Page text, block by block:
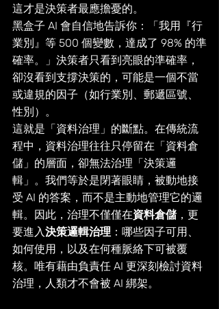
這才是決策者最應擔憂的。
黑盒子 AI 會自信地告訴你：「我用『行
業別』等 500 個變數，達成了 98% 的準
確率。」決策者只看到亮眼的準確率，
卻沒看到支撐決策的，可能是一個不當
或違規的因子（如行業別、郵遞區號、
性別）。
這就是「資料治理」的斷點。在傳統流
程中，資料治理往往只停留在「資料倉
儲」的層面，卻無法治理「決策邏
輯」。我們等於是閉著眼睛，被動地接
受 AI 的答案，而不是主動地管理它的邏
輯。因此，治理不僅僅在資料倉儲，更
要進入決策邏輯治理 ：哪些因子可用、
如何使用，以及在何種脈絡下可被覆
核。唯有藉由負責任 AI 更深刻檢討資料
治理，人類才不會被 AI 綁架。